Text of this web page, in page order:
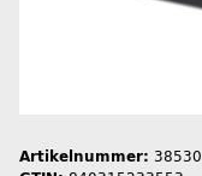
Artikelnummer: 38530